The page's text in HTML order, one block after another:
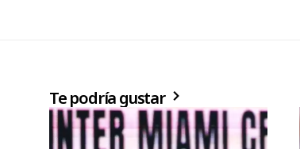
Te podría gustar